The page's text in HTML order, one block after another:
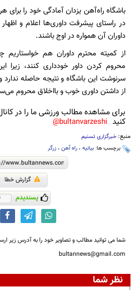
باشگاه راه‌آهن یزدان آمادگی خود را برای
در راستای پیشرفت داوری‌ها اعلام و
داوران آن همواره در اوج باشند.
از کمیته محترم داوران هم خواستاریم
محروم کردن داور خودداری کنند، زیرا
سرنوشت این باشگاه و نتیجه حاصله ندارد
از داشتن داوری خوب و بااخلاق محروم
برای مشاهده مطالب ورزشی ما را در
کنید bultanvarzeshi@
منبع: خبرگزاری تسنیم
برچسب ها: بیانیه ، راه آهن ، زرگر
گزارش خطا
پسندیدم
شما می توانید مطالب و تصاویر خود را به آدرس زیر
bultannews@gmail.com
نظر شما